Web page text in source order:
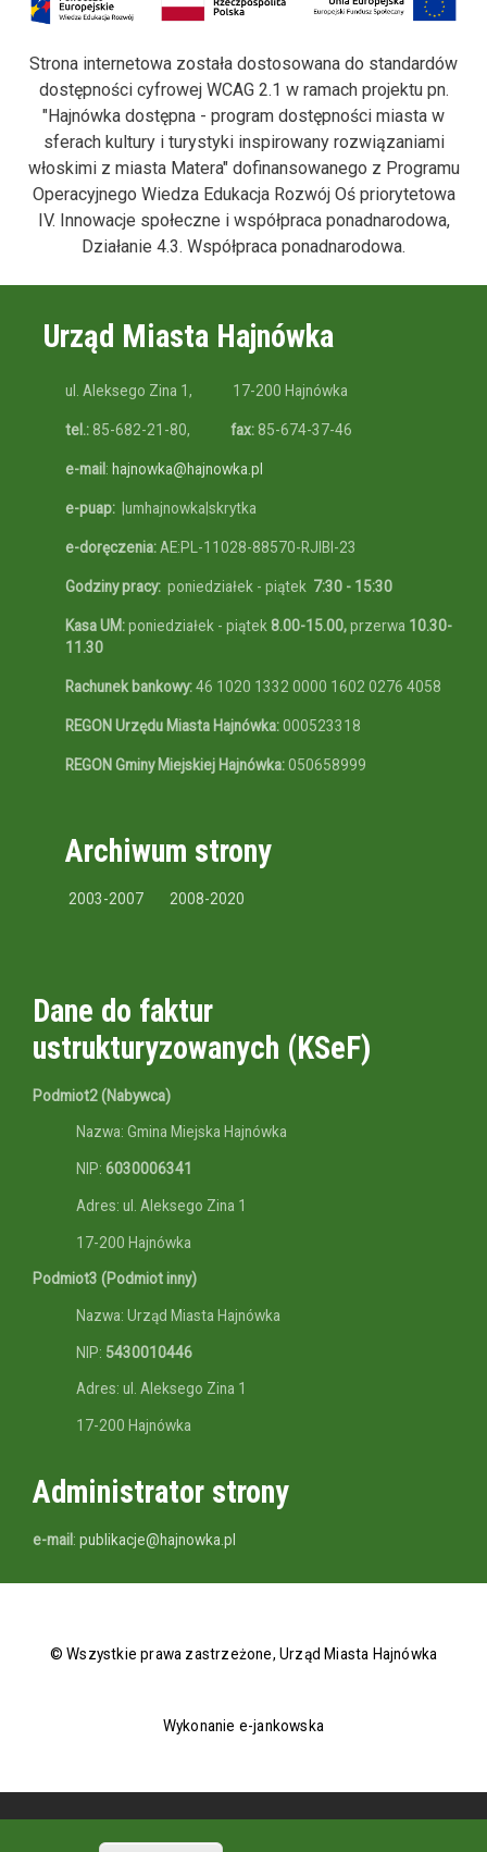
Strona internetowa została dostosowana do standardów
dostępności cyfrowej WCAG 2.1 w ramach projektu pn.
"Hajnówka dostępna - program dostępności miasta w
sferach kultury i turystyki inspirowany rozwiązaniami
włoskimi z miasta Matera" dofinansowanego z Programu
Operacyjnego Wiedza Edukacja Rozwój Oś priorytetowa
IV. Innowacje społeczne i współpraca ponadnarodowa,
Działanie 4.3. Współpraca ponadnarodowa.
Urząd Miasta Hajnówka
ul. Aleksego Zina 1, 17-200 Hajnówka
tel.: 85-682-21-80, fax: 85-674-37-46
e-mail : hajnowka@hajnowka.pl
e-puap: |umhajnowka|skrytka
e-doręczenia:AE:PL-11028-88570-RJIBI-23
Godziny pracy: poniedziałek - piątek 7:30 - 15:30
Kasa UM:poniedziałek - piątek 8.00-15.00,przerwa 10.30-
11.30
Rachunek bankowy:46 1020 1332 0000 1602 0276 4058
REGON Urzędu Miasta Hajnówka:000523318
REGON Gminy Miejskiej Hajnówka:050658999
Archiwum strony
2003-2007 2008-2020
Dane do faktur
ustrukturyzowanych (KSeF)
Podmiot2 (Nabywca)
Nazwa: Gmina Miejska Hajnówka
NIP: 6030006341
Adres: ul. Aleksego Zina 1
17-200 Hajnówka
Podmiot3 (Podmiot inny)
Nazwa: Urząd Miasta Hajnówka
NIP: 5430010446
Adres: ul. Aleksego Zina 1
17-200 Hajnówka
Administrator strony
e-mail: publikacje@hajnowka.pl
© Wszystkie prawa zastrzeżone, Urząd Miasta Hajnówka
Wykonanie e-jankowska